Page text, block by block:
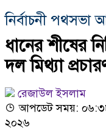
নির্বাচনী পথসভা
ধানের শীষের
দল মিথ্যা
রেজাউল ইসলাম
আপডেট সময়:
২০২৬